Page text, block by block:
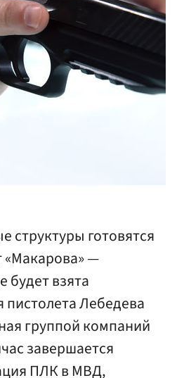
структуры готовятся
«Макарова» —
будет взята
пистолета Лебедева
группой компаний
завершается
ПЛК в МВД,